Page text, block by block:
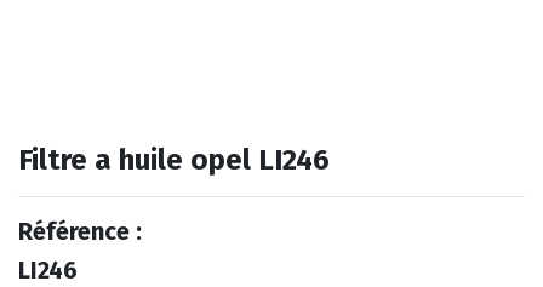
Filtre a huile opel LI246
Référence :
LI246